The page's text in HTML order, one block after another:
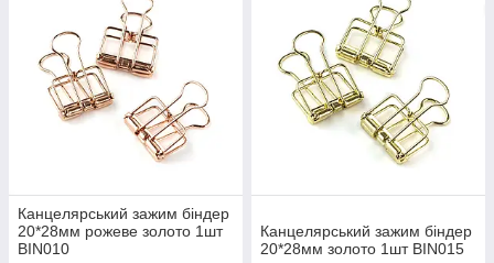
Канцелярський зажим біндер
20*28мм рожеве золото 1шт
BIN010
Канцелярський зажим біндер
20*28мм золото 1шт BIN015